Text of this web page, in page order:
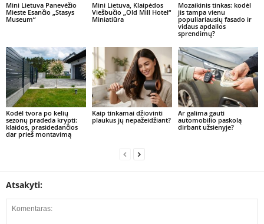
Mini Lietuva Panevėžio
Mieste Esančio „Stasys
Museum“
Mini Lietuva, Klaipėdos
Viešbučio „Old Mill Hotel“
Miniatiūra
Mozaikinis tinkas: kodėl
jis tampa vienu
populiariausių fasado ir
vidaus apdailos
sprendimų?
Kodėl tvora po kelių
sezonų pradeda krypti:
klaidos, prasidedančios
dar prieš montavimą
Kaip tinkamai džiovinti
plaukus jų nepažeidžiant?
Ar galima gauti
automobilio paskolą
dirbant užsienyje?
Atsakyti: